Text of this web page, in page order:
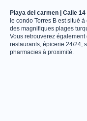
Playa del carmen | Calle
le condo Torres B est situé
des magnifiques plages
Vous retrouverez également
restaurants, épicerie 24/24,
pharmacies à proximité.